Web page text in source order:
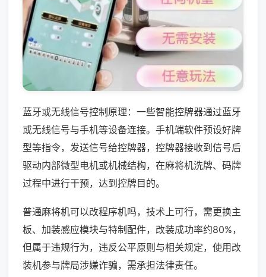
蓝牙或无线信号控制原理：一些智能控牌器通过蓝牙
或无线信号与手机等设备连接。手机端软件预设好牌
型等指令，发送信号给控牌器，控牌器接收到信号后
驱动内部微型电机或机械结构，在麻将机洗牌、码牌
过程中进行干预，达到控牌目的。
普通麻将机可以改程序机吗，技术上可行，需更换主
板、加装感应模块与特制配件，改装成功率约80%，
但属于违规行为，违反公平原则与相关规定，使用改
装机参与牌局涉嫌诈骗，需承担法律责任。